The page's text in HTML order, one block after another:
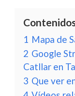
1 Mapa de
2 Google
Catllar en
3 Que ver